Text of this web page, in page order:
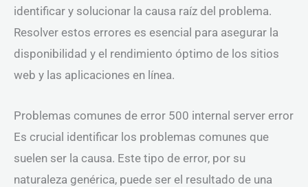
identificar y solucionar la causa raíz del problema.
Resolver estos errores es esencial para asegurar la
disponibilidad y el rendimiento óptimo de los sitios
web y las aplicaciones en línea.
Problemas comunes de error 500 internal server error
Es crucial identificar los problemas comunes que
suelen ser la causa. Este tipo de error, por su
naturaleza genérica, puede ser el resultado de una